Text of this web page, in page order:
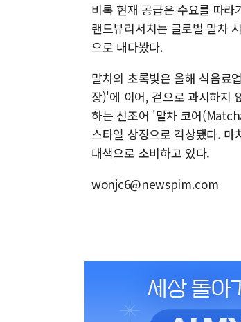
비록 현재 공급은 수요를 따
랜드뷰리서치는 글로벌 말차
으로 내다봤다.
말차의 초록빛은 올해 식음료
장)'에 이어, 겉으로 과시하지
하는 신조어 '말차 코어
스타일 상징으로 격상됐다.
대색으로 소비하고 있다.
wonjc6@newspim.com